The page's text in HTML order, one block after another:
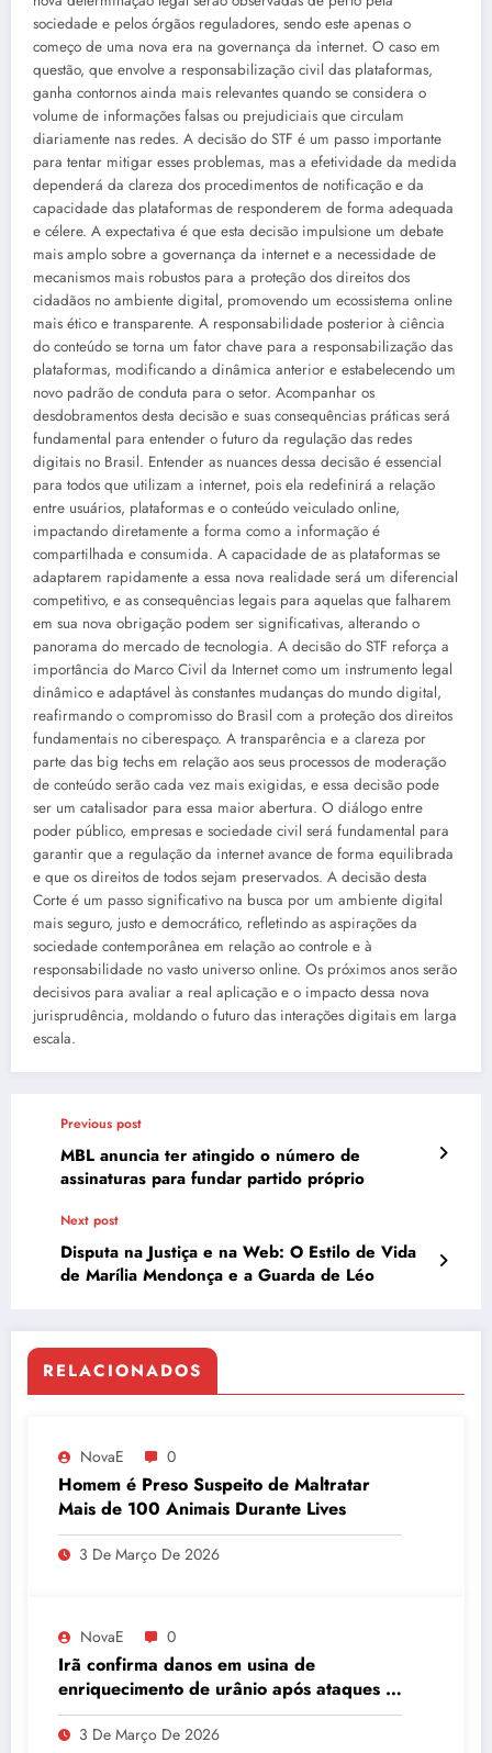
sociedade e pelos órgãos reguladores, sendo este apenas o
começo de uma nova era na governança da internet. O caso em
questão, que envolve a responsabilização civil das plataformas,
ganha contornos ainda mais relevantes quando se considera o
volume de informações falsas ou prejudiciais que circulam
diariamente nas redes. A decisão do STF é um passo importante
para tentar mitigar esses problemas, mas a efetividade da medida
dependerá da clareza dos procedimentos de notificação e da
capacidade das plataformas de responderem de forma adequada
e célere. A expectativa é que esta decisão impulsione um debate
mais amplo sobre a governança da internet e a necessidade de
mecanismos mais robustos para a proteção dos direitos dos
cidadãos no ambiente digital, promovendo um ecossistema online
mais ético e transparente. A responsabilidade posterior à ciência
do conteúdo se torna um fator chave para a responsabilização das
plataformas, modificando a dinâmica anterior e estabelecendo um
novo padrão de conduta para o setor. Acompanhar os
desdobramentos desta decisão e suas consequências práticas será
fundamental para entender o futuro da regulação das redes
digitais no Brasil. Entender as nuances dessa decisão é essencial
para todos que utilizam a internet, pois ela redefinirá a relação
entre usuários, plataformas e o conteúdo veiculado online,
impactando diretamente a forma como a informação é
compartilhada e consumida. A capacidade de as plataformas se
adaptarem rapidamente a essa nova realidade será um diferencial
competitivo, e as consequências legais para aquelas que falharem
em sua nova obrigação podem ser significativas, alterando o
panorama do mercado de tecnologia. A decisão do STF reforça a
importância do Marco Civil da Internet como um instrumento legal
dinâmico e adaptável às constantes mudanças do mundo digital,
reafirmando o compromisso do Brasil com a proteção dos direitos
fundamentais no ciberespaço. A transparência e a clareza por
parte das big techs em relação aos seus processos de moderação
de conteúdo serão cada vez mais exigidas, e essa decisão pode
ser um catalisador para essa maior abertura. O diálogo entre
poder público, empresas e sociedade civil será fundamental para
garantir que a regulação da internet avance de forma equilibrada
e que os direitos de todos sejam preservados. A decisão desta
Corte é um passo significativo na busca por um ambiente digital
mais seguro, justo e democrático, refletindo as aspirações da
sociedade contemporânea em relação ao controle e à
responsabilidade no vasto universo online. Os próximos anos serão
decisivos para avaliar a real aplicação e o impacto dessa nova
jurisprudência, moldando o futuro das interações digitais em larga
escala.
Previous post
MBL anuncia ter atingido o número de
assinaturas para fundar partido próprio
Next post
Disputa na Justiça e na Web: O Estilo de Vida
de Marília Mendonça e a Guarda de Léo
RELACIONADOS
NovaE 0
Homem é Preso Suspeito de Maltratar
Mais de 100 Animais Durante Lives
3 De Março De 2026
NovaE 0
Irã confirma danos em usina de
enriquecimento de urânio após ataques e
embaixador evita detalhes sobre
quantidade de urânio enriquecido
3 De Março De 2026